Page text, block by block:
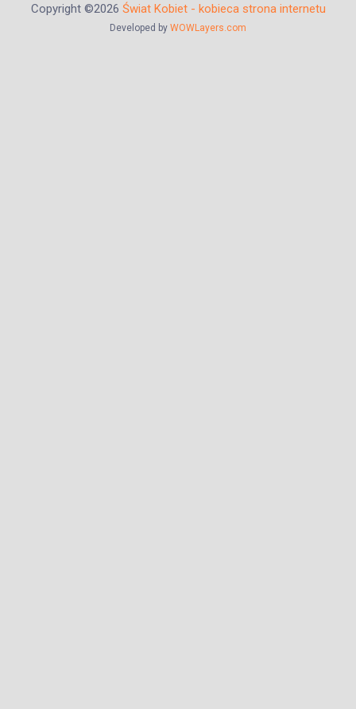
Copyright ©2026 Świat Kobiet - kobieca strona internetu
Developed by WOWLayers.com